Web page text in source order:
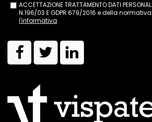
ACCETTAZIONE TRATTAMENTO DATI
N.196/03 E GDPR 679/2016 e della
l'informativa